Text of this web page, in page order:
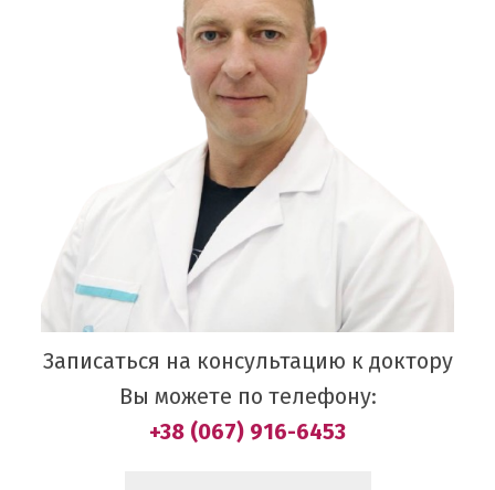
Записаться на консультацию к доктору
Вы можете по телефону:
+38 (067) 916-6453